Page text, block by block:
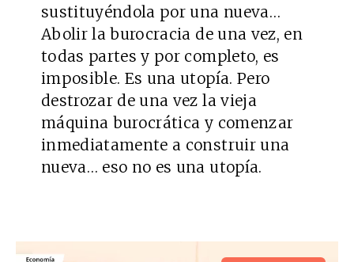
sustituyéndola por una nueva…
Abolir la burocracia de una vez, en
todas partes y por completo, es
imposible. Es una utopía. Pero
destrozar de una vez la vieja
máquina burocrática y comenzar
inmediatamente a construir una
nueva… eso no es una utopía.